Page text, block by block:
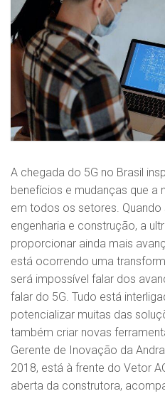
A chegada do 5G no Brasil
benefícios e mudanças que a
em todos os setores. Quando
engenharia e construção, a
proporcionar ainda mais
está ocorrendo uma
será impossível falar dos
falar do 5G. Tudo está
potencializar muitas das
também criar novas
Gerente de Inovação da
2018, está à frente do Vetor
aberta da construtora,